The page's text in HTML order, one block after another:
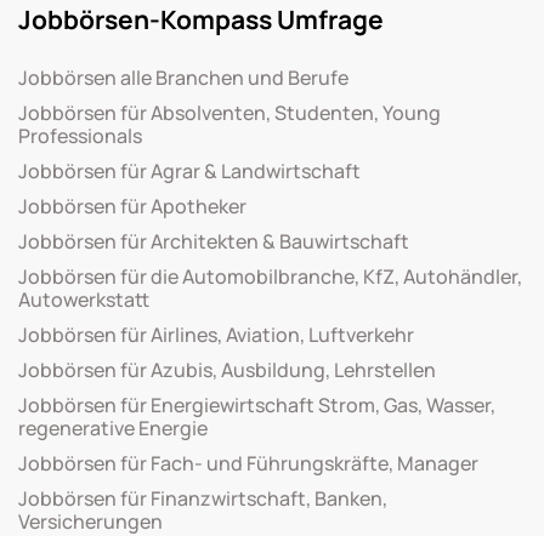
Jobbörsen-Kompass Umfrage
Jobbörsen alle Branchen und Berufe
Jobbörsen für Absolventen, Studenten, Young
Professionals
Jobbörsen für Agrar & Landwirtschaft
Jobbörsen für Apotheker
Jobbörsen für Architekten & Bauwirtschaft
Jobbörsen für die Automobilbranche, KfZ, Autohändler,
Autowerkstatt
Jobbörsen für Airlines, Aviation, Luftverkehr
Jobbörsen für Azubis, Ausbildung, Lehrstellen
Jobbörsen für Energiewirtschaft Strom, Gas, Wasser,
regenerative Energie
Jobbörsen für Fach- und Führungskräfte, Manager
Jobbörsen für Finanzwirtschaft, Banken,
Versicherungen